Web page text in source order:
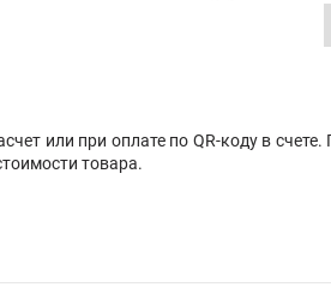
или при оплате по QR-коду в счете.
товара.